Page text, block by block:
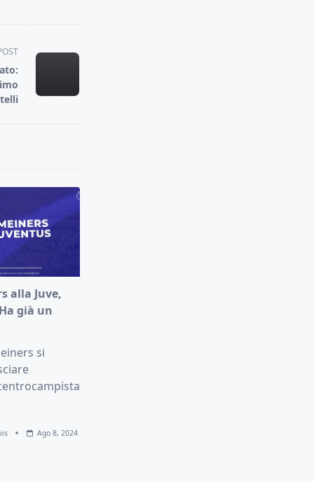
alla Juve,
già un
si
Ago 8, 2024